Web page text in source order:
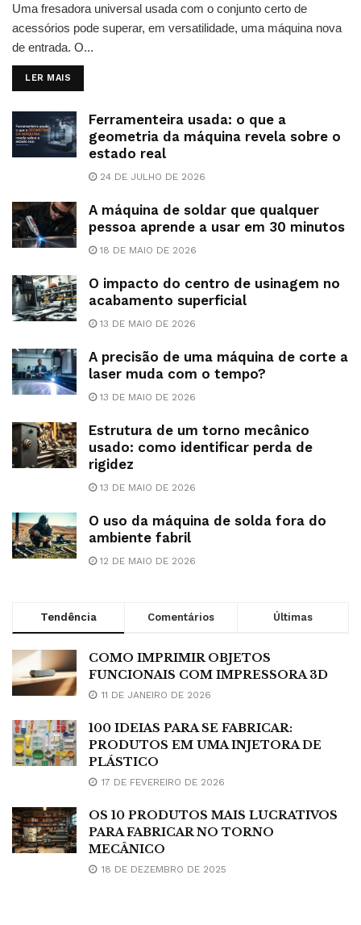
Uma fresadora universal usada com o conjunto certo de
acessórios pode superar, em versatilidade, uma máquina nova
de entrada. O...
LER MAIS
Ferramenteira usada: o que a
geometria da máquina revela sobre o
estado real
24 DE JULHO DE 2026
A máquina de soldar que qualquer
pessoa aprende a usar em 30 minutos
18 DE MAIO DE 2026
O impacto do centro de usinagem no
acabamento superficial
13 DE MAIO DE 2026
A precisão de uma máquina de corte a
laser muda com o tempo?
13 DE MAIO DE 2026
Estrutura de um torno mecânico
usado: como identificar perda de
rigidez
13 DE MAIO DE 2026
O uso da máquina de solda fora do
ambiente fabril
12 DE MAIO DE 2026
Tendência Comentários Últimas
COMO IMPRIMIR OBJETOS
FUNCIONAIS COM IMPRESSORA 3D
11 DE JANEIRO DE 2026
100 IDEIAS PARA SE FABRICAR:
PRODUTOS EM UMA INJETORA DE
PLÁSTICO
17 DE FEVEREIRO DE 2026
OS 10 PRODUTOS MAIS LUCRATIVOS
PARA FABRICAR NO TORNO
MECÂNICO
18 DE DEZEMBRO DE 2025